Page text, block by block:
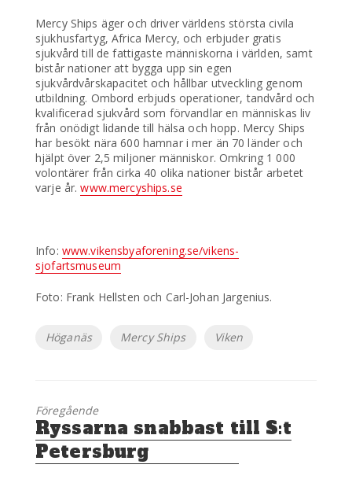
Mercy Ships äger och driver världens största civila
sjukhusfartyg, Africa Mercy, och erbjuder gratis
sjukvård till de fattigaste människorna i världen, samt
bistår nationer att bygga upp sin egen
sjukvårdvårskapacitet och hållbar utveckling genom
utbildning. Ombord erbjuds operationer, tandvård och
kvalificerad sjukvård som förvandlar en människas liv
från onödigt lidande till hälsa och hopp. Mercy Ships
har besökt nära 600 hamnar i mer än 70 länder och
hjälpt över 2,5 miljoner människor. Omkring 1 000
volontärer från cirka 40 olika nationer bistår arbetet
varje år.www.mercyships.se
Info: www.vikensbyaforening.se/vikens-
sjofartsmuseum
Foto: Frank Hellsten och Carl-Johan Jargenius.
Etiketter
Höganäs Mercy Ships Viken
Föregående
Föregående
inlägg:
Ryssarna snabbast till S:t
Petersburg